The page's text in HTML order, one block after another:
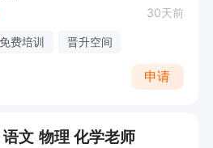
30天前
免费培训 晋升空间
申请
文 物理 化学老师